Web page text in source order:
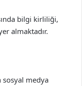
bilgi kirliliği,
almaktadır.
sosyal medya